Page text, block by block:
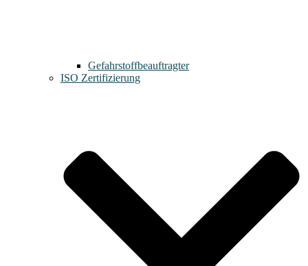
Gefahrstoffbeauftragter
ISO Zertifizierung